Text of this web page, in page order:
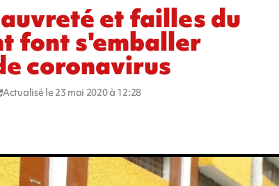
et failles du
font s'emballer
coronavirus
Actualisé le 23 mai 2020 à 12:28